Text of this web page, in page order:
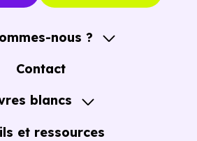
nous ?
A propos
Contact
blancs
immobilier neuf en VEFA
et ressources